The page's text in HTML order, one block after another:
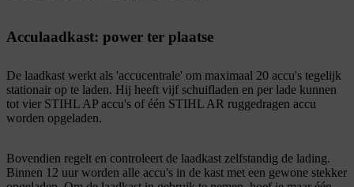
Acculaadkast: power ter plaatse
De laadkast werkt als 'accucentrale' om maximaal 20 accu's tegelijk
stationair op te laden. Hij heeft vijf schuifladen en per lade kunnen
tot vier STIHL AP accu's of één STIHL AR ruggedragen accu
worden opgeladen.
Bovendien regelt en controleert de laadkast zelfstandig de lading.
Binnen 12 uur worden alle accu's in de kast met een gewone stekker